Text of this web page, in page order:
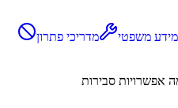
מידע משפטי
מדריכי פתרון
אפשרויות סבירות